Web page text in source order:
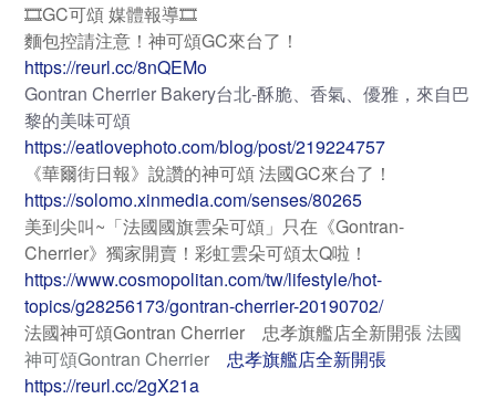
🎞GC可頌 媒體報導🎞
麵包控請注意！神可頌GC來台了！
https://reurl.cc/8nQEMo
Gontran Cherrier Bakery台北-酥脆、香氣、優雅，來自巴
黎的美味可頌
https://eatlovephoto.com/blog/post/219224757
《華爾街日報》說讚的神可頌 法國GC來台了！
https://solomo.xinmedia.com/senses/80265
美到尖叫~「法國國旗雲朵可頌」只在《Gontran-
Cherrier》獨家開賣！彩虹雲朵可頌太Q啦！
https://www.cosmopolitan.com/tw/lifestyle/hot-
topics/g28256173/gontran-cherrier-20190702/
法國神可頌Gontran Cherrier 忠孝旗艦店全新開張 法國
神可頌Gontran Cherrier 忠孝旗艦店全新開張
https://reurl.cc/2gX21a